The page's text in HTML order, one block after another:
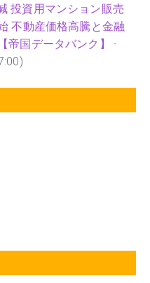
投資用マンション販売
不動産価格高騰と金融
帝国データバンク】 -